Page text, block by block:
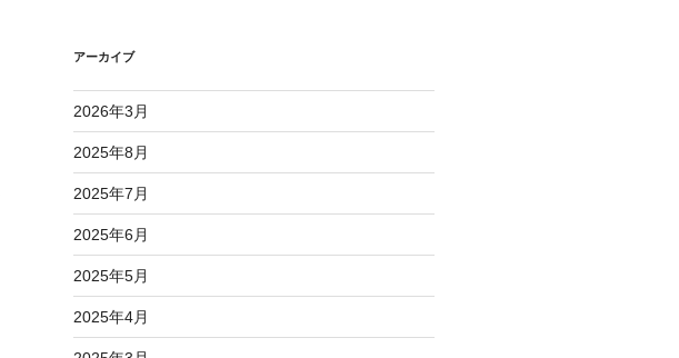
アーカイブ
2026年3月
2025年8月
2025年7月
2025年6月
2025年5月
2025年4月